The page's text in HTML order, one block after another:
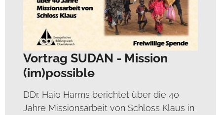
Vortrag SUDAN - Mission
(im)possible
DDr. Haio Harms berichtet über die 40
Jahre Missionsarbeit von Schloss Klaus in